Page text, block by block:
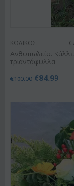
ΚΩΔΙΚΟΣ:
Ανθοπωλείο.
τριαντάφυλλα
€100.00 €84.99